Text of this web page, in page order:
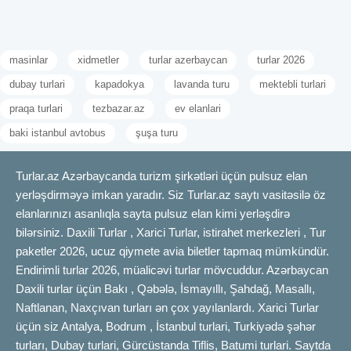
masinlar xidmetler turlar azerbaycan turlar 2026
dubay turlari kapadokya lavanda turu mektebli turlari
praqa turlari tezbazar.az ev elanlari
baki istanbul avtobus şuşa turu
Turlar.az Azərbaycanda turizm şirkətləri üçün pulsuz elan
yerləşdirməyə imkan yaradır. Siz Turlar.az saytı vasitəsilə öz
elanlarınızı asanlıqla sayta pulsuz elan kimi yerləşdirə
bilərsiniz. Daxili Turlar , Xarici Turlar, istirahet merkezleri , Tur
paketler 2026, ucuz qiymete avia biletler tapmaq mümkündür.
Endirimli turlar 2026, müalicəvi turlar mövcuddur. Azərbaycan
Daxili turlar üçün Bakı , Qəbələ, İsmayıllı, Şahdağ, Masallı,
Naftlanan, Naxçıvan turları ən çox yayılanlardı. Xarici Turlar
üçün siz Antalya, Bodrum , İstanbul turlari, Turkiyədə şəhər
turları, Dubay turlari, Gürcüstanda Tiflis, Batumi turlari. Saytda